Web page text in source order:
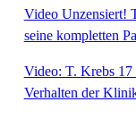
Video Unzensiert!
seine kompletten
Video: T. Krebs 17
Verhalten der